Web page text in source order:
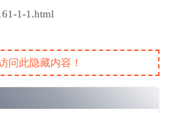
1-1.html
问此隐藏内容！